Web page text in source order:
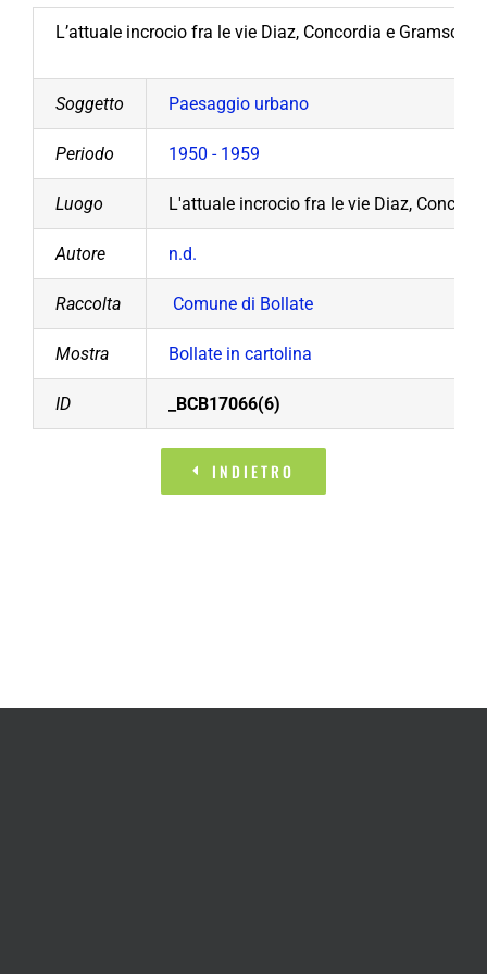
L’attuale incrocio fra le vie Diaz, Concordia e Gramsci
Soggetto Paesaggio urbano
Periodo 1950 - 1959
Luogo L'attuale incrocio fra le vie Diaz,
Autore n.d.
Raccolta Comune di Bollate
Mostra Bollate in cartolina
ID _BCB17066(6)
INDIETRO